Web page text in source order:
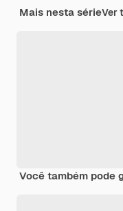
Mais nesta sérieVer
Você também pode